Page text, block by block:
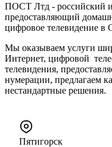
ПОСТ Лтд - российский
предоставляющий
цифровое телевидение в
Мы оказываем услуги
Интернет, цифровой
телевидения,
нумерации, предлагаем
нестандартные решения.
Пятигорск